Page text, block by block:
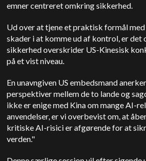
emner centreret omkring sikkerhed.
Ud over at tjene et praktisk formål
skader i at komme ud af kontrol, er det
sikkerhed overskrider US-Kinesisk
på et vist niveau.
En unavngiven US embedsmand
perspektiver mellem de to lande og
ikke er enige med Kina om mange AI-
anvendelser, er vi overbevist om, at
kritiske AI-risici er afgørende for at
verden."